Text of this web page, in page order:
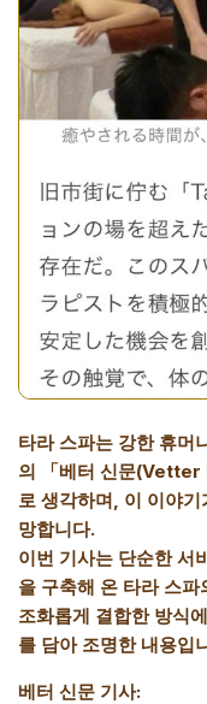
타라 스파는 강한 휴머
의 「베터 신문
로 생각하며, 이 이야
망합니다.
이번 기사는 단순한 서
을 구축해 온 타라 스
조화롭게 결합한 방식
를 담아 조명한 내용입
베터 신문 기사: